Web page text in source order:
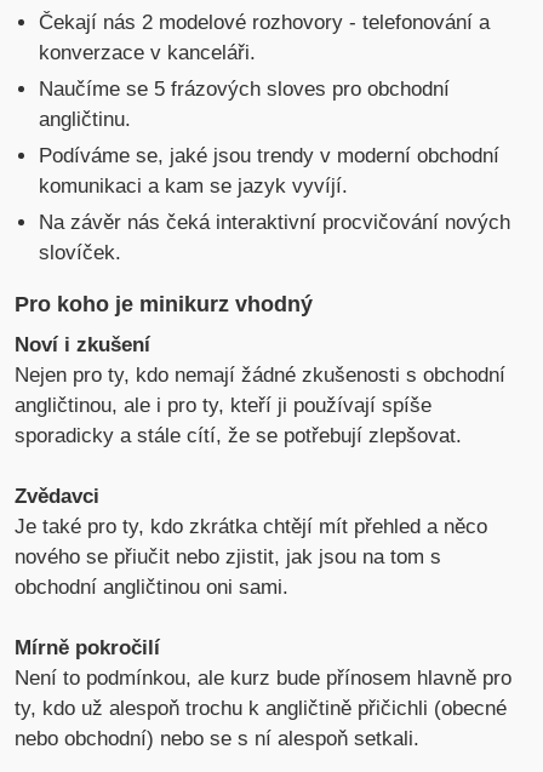
Čekají nás 2 modelové rozhovory - telefonování a
konverzace v kanceláři.
Naučíme se 5 frázových sloves pro obchodní
angličtinu.
Podíváme se, jaké jsou trendy v moderní obchodní
komunikaci a kam se jazyk vyvíjí.
Na závěr nás čeká interaktivní procvičování nových
slovíček.
Pro koho je minikurz vhodný
Noví i zkušení
Nejen pro ty, kdo nemají žádné zkušenosti s obchodní
angličtinou, ale i pro ty, kteří ji používají spíše
sporadicky a stále cítí, že se potřebují zlepšovat.
Zvědavci
Je také pro ty, kdo zkrátka chtějí mít přehled a něco
nového se přiučit nebo zjistit, jak jsou na tom s
obchodní angličtinou oni sami.
Mírně pokročilí
Není to podmínkou, ale kurz bude přínosem hlavně pro
ty, kdo už alespoň trochu k angličtině přičichli (obecné
nebo obchodní) nebo se s ní alespoň setkali.